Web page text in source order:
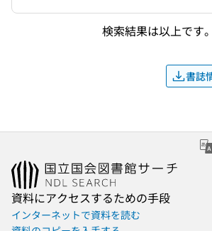
検索結果は以上です。
書誌
資料にアクセスするための手段
インターネットで資料を読む